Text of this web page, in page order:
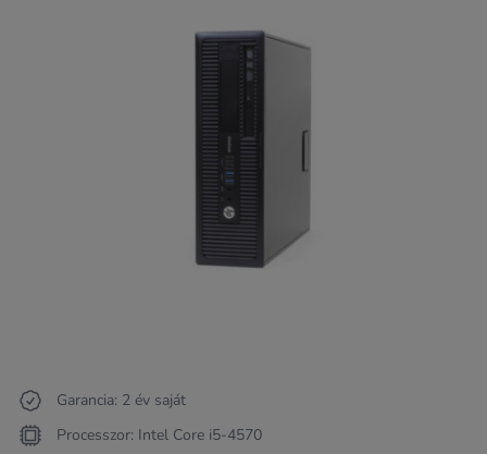
Garancia: 2 év saját
Processzor: Intel Core i5-4570